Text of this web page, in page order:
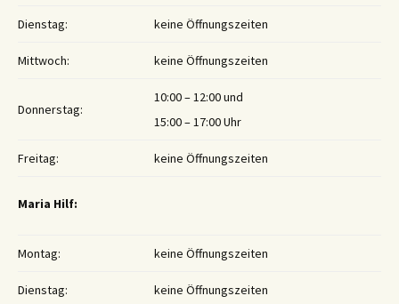
Dienstag: keine Öffnungszeiten
Mittwoch: keine Öffnungszeiten
Donnerstag:
10:00 – 12:00 und
15:00 – 17:00 Uhr
Freitag: keine Öffnungszeiten
Maria Hilf:
Montag: keine Öffnungszeiten
Dienstag: keine Öffnungszeiten